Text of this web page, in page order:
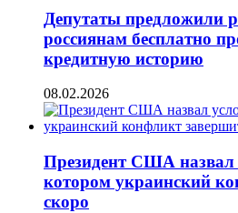
Депутаты предложили
россиянам бесплатно
кредитную историю
08.02.2026
Президент США назвал
котором украинский
скоро